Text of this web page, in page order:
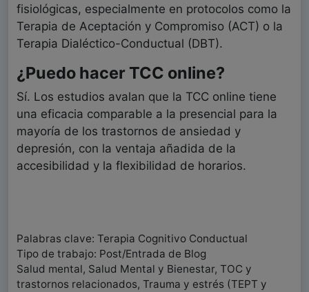
fisiológicas, especialmente en protocolos como la
Terapia de Aceptación y Compromiso (ACT) o la
Terapia Dialéctico-Conductual (DBT).
¿Puedo hacer TCC online?
Sí. Los estudios avalan que la TCC online tiene
una eficacia comparable a la presencial para la
mayoría de los trastornos de ansiedad y
depresión, con la ventaja añadida de la
accesibilidad y la flexibilidad de horarios.
Palabras clave: Terapia Cognitivo Conductual
Tipo de trabajo: Post/Entrada de Blog
Salud mental, Salud Mental y Bienestar, TOC y
trastornos relacionados, Trauma y estrés (TEPT y